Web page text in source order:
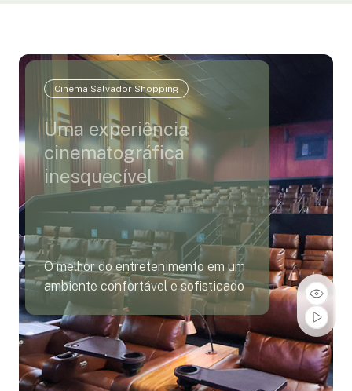
Cinema Salvador Shopping
Uma experiência
cinematográfica
inesquecível
O melhor do entretenimento em um
ambiente confortável e sofisticado